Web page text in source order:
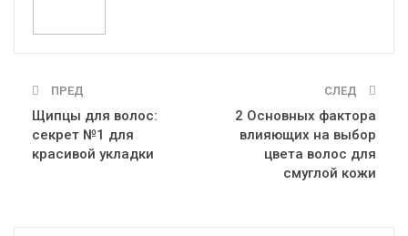
ПРЕД
Щипцы для волос:
секрет №1 для
красивой укладки
СЛЕД
2 Основных фактора
влияющих на выбор
цвета волос для
смуглой кожи